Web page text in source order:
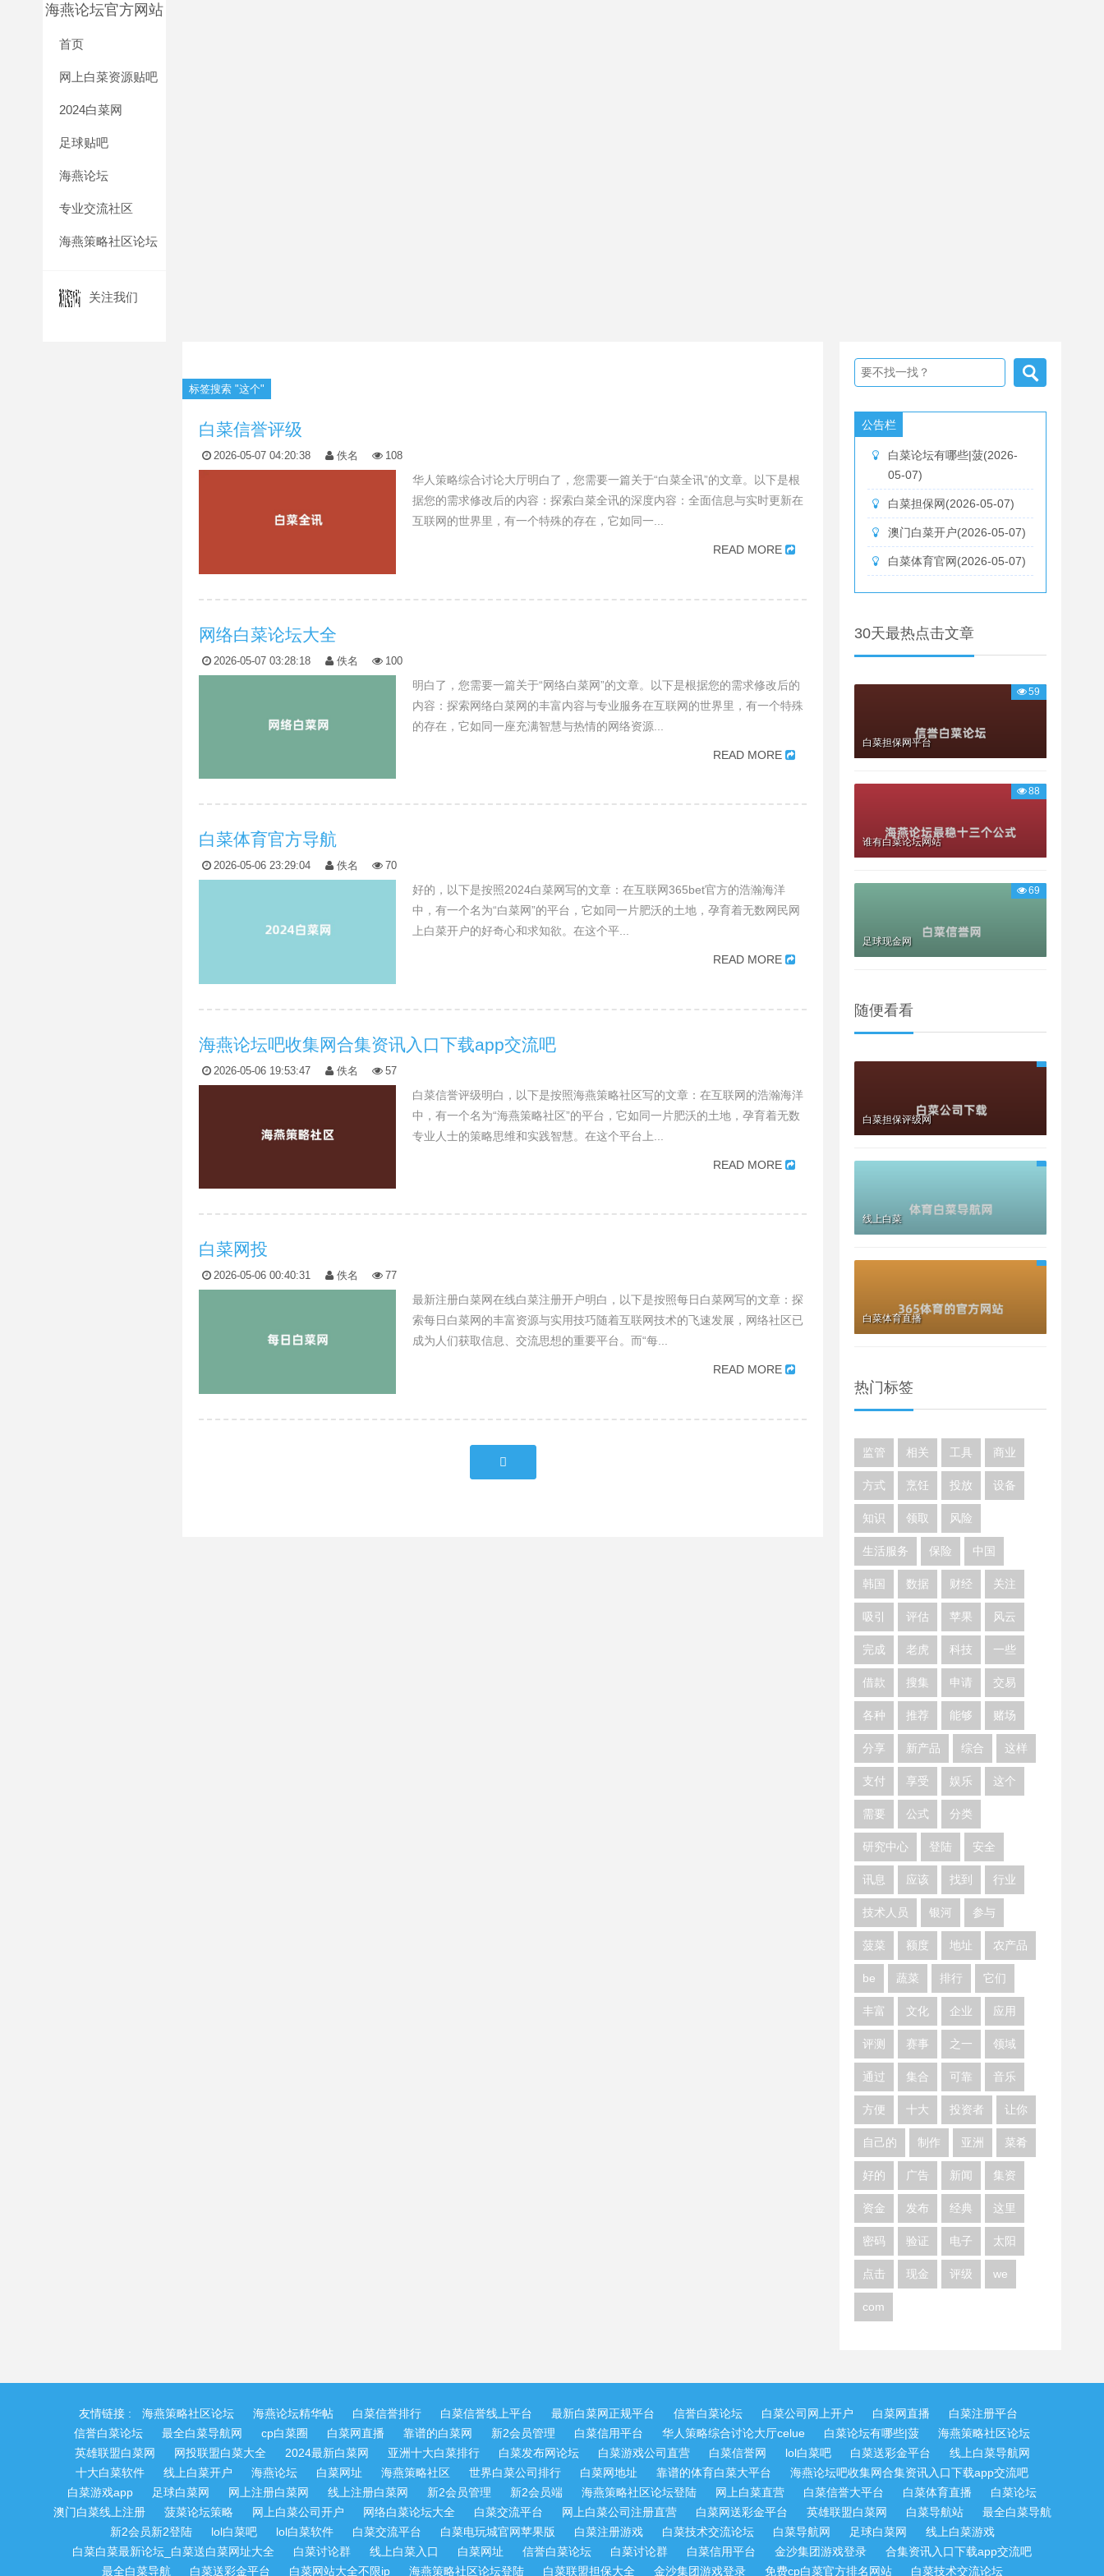
海燕论坛官方网站
首页
网上白菜资源贴吧
2024白菜网
足球贴吧
海燕论坛
专业交流社区
海燕策略社区论坛
关注我们
标签搜索 "这个"
白菜信誉评级
2026-05-07 04:20:38 佚名 108
华人策略综合讨论大厅明白了，您需要一篇关于“白菜全讯”的文章。以下是根
据您的需求修改后的内容：探索白菜全讯的深度内容：全面信息与实时更新在
互联网的世界里，有一个特殊的存在，它如同一...
READ MORE
网络白菜论坛大全
2026-05-07 03:28:18 佚名 100
明白了，您需要一篇关于“网络白菜网”的文章。以下是根据您的需求修改后的
内容：探索网络白菜网的丰富内容与专业服务在互联网的世界里，有一个特殊
的存在，它如同一座充满智慧与热情的网络资源...
READ MORE
白菜体育官方导航
2026-05-06 23:29:04 佚名 70
好的，以下是按照2024白菜网写的文章：在互联网365bet官方的浩瀚海洋
中，有一个名为“白菜网”的平台，它如同一片肥沃的土地，孕育着无数网民网
上白菜开户的好奇心和求知欲。在这个平...
READ MORE
海燕论坛吧收集网合集资讯入口下载app交流吧
2026-05-06 19:53:47 佚名 57
白菜信誉评级明白，以下是按照海燕策略社区写的文章：在互联网的浩瀚海洋
中，有一个名为“海燕策略社区”的平台，它如同一片肥沃的土地，孕育着无数
专业人士的策略思维和实践智慧。在这个平台上...
READ MORE
白菜网投
2026-05-06 00:40:31 佚名 77
最新注册白菜网在线白菜注册开户明白，以下是按照每日白菜网写的文章：探
索每日白菜网的丰富资源与实用技巧随着互联网技术的飞速发展，网络社区已
成为人们获取信息、交流思想的重要平台。而“每...
READ MORE

公告栏
白菜论坛有哪些|菠(2026-
05-07)
白菜担保网(2026-05-07)
澳门白菜开户(2026-05-07)
白菜体育官网(2026-05-07)
30天最热点击文章
59
白菜担保网平台
88
谁有白菜论坛网站
69
足球现金网
随便看看
白菜担保评级网
线上白菜
白菜体育直播
热门标签
监管 相关 工具 商业
方式 烹饪 投放 设备
知识 领取 风险
生活服务 保险 中国
韩国 数据 财经 关注
吸引 评估 苹果 风云
完成 老虎 科技 一些
借款 搜集 申请 交易
各种 推荐 能够 赌场
分享 新产品 综合 这样
支付 享受 娱乐 这个
需要 公式 分类
研究中心 登陆 安全
讯息 应该 找到 行业
技术人员 银河 参与
菠菜 额度 地址 农产品
be 蔬菜 排行 它们
丰富 文化 企业 应用
评测 赛事 之一 领域
通过 集合 可靠 音乐
方便 十大 投资者 让你
自己的 制作 亚洲 菜肴
好的 广告 新闻 集资
资金 发布 经典 这里
密码 验证 电子 太阳
点击 现金 评级 we
com
友情链接 : 海燕策略社区论坛 海燕论坛精华帖 白菜信誉排行 白菜信誉线上平台 最新白菜网正规平台 信誉白菜论坛 白菜公司网上开户 白菜网直播
白菜注册平台
信誉白菜论坛
最全白菜导航网 cp白菜圈 白菜网直播 靠谱的白菜网 新2会员管理 白菜信用平台 华人策略综合讨论大厅celue 白菜论坛有哪些|菠
海燕策略社区论坛
英雄联盟白菜网
网投联盟白菜大全 2024最新白菜网 亚洲十大白菜排行 白菜发布网论坛 白菜游戏公司直营 白菜信誉网 lol白菜吧 白菜送彩金平台
线上白菜导航网
十大白菜软件
线上白菜开户 海燕论坛 白菜网址 海燕策略社区 世界白菜公司排行 白菜网地址 靠谱的体育白菜大平台
海燕论坛吧收集网合集资讯入口下载app交流吧
白菜游戏app
足球白菜网 网上注册白菜网 线上注册白菜网 新2会员管理 新2会员端 海燕策略社区论坛登陆 网上白菜直营 白菜信誉大平台 白菜体育直播
白菜论坛
澳门白菜线上注册
菠菜论坛策略 网上白菜公司开户 网络白菜论坛大全 白菜交流平台 网上白菜公司注册直营 白菜网送彩金平台 英雄联盟白菜网 白菜导航站
最全白菜导航
新2会员新2登陆
lol白菜吧 lol白菜软件 白菜交流平台 白菜电玩城官网苹果版 白菜注册游戏 白菜技术交流论坛 白菜导航网 足球白菜网
线上白菜游戏
白菜白菜最新论坛_白菜送白菜网址大全
白菜讨论群 线上白菜入口 白菜网址 信誉白菜论坛 白菜讨论群 白菜信用平台 金沙集团游戏登录
合集资讯入口下载app交流吧
最全白菜导航
白菜送彩金平台 白菜网站大全不限ip 海燕策略社区论坛登陆 白菜联盟担保大全 金沙集团游戏登录 免费cp白菜官方排名网站 白菜技术交流论坛